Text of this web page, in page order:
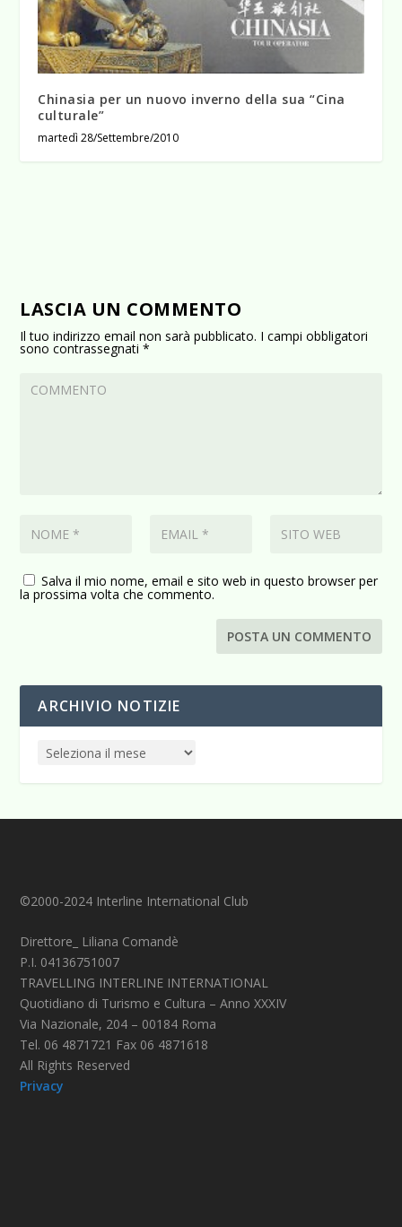
Chinasia per un nuovo inverno della sua “Cina
culturale”
martedì 28/Settembre/2010
LASCIA UN COMMENTO
Il tuo indirizzo email non sarà pubblicato. I campi obbligatori
sono contrassegnati*
Salva il mio nome, email e sito web in questo browser per
la prossima volta che commento.
ARCHIVIO NOTIZIE
©2000-2024 Interline International Club
Direttore_ Liliana Comandè
P.I. 04136751007
TRAVELLING INTERLINE INTERNATIONAL
Quotidiano di Turismo e Cultura – Anno XXXIV
Via Nazionale, 204 – 00184 Roma
Tel. 06 4871721 Fax 06 4871618
All Rights Reserved
Privacy